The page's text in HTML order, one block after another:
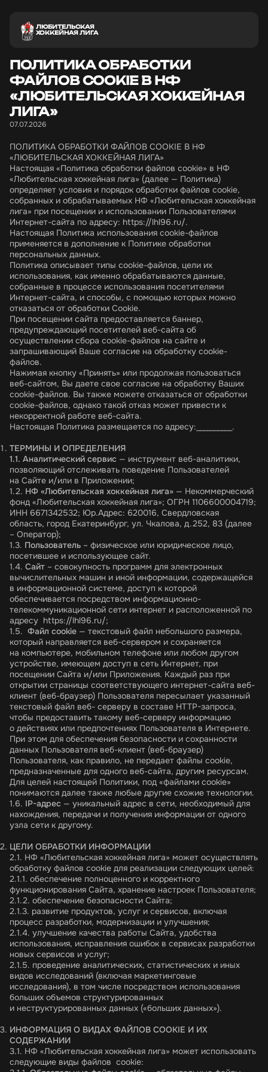
ЛЮБИТЕЛЬСКАЯ
ХОККЕЙНАЯ ЛИГА
ПОЛИТИКА ОБРАБОТКИ
ФАЙЛОВ COOKIE В НФ
«ЛЮБИТЕЛЬСКАЯ ХОККЕЙНАЯ
ЛИГА»
07.07.2026
ПОЛИТИКА ОБРАБОТКИ ФАЙЛОВ COOKIE В НФ
«ЛЮБИТЕЛЬСКАЯ ХОККЕЙНАЯ ЛИГА»
Настоящая «Политика обработки файлов cookie» в НФ
«Любительская хоккейная лига» (далее — Политика)
определяет условия и порядок обработки файлов cookie,
собранных и обрабатываемых НФ «Любительская хоккейная
лига» при посещении и использовании Пользователями
Интернет-сайта по адресу: https://lhl96.ru/.
Настоящая Политика использования cookie-файлов
применяется в дополнение к Политике обработки
персональных данных.
Политика описывает типы cookie-файлов, цели их
использования, как именно обрабатываются данные,
собранные в процессе использования посетителями
Интернет-сайта, и способы, с помощью которых можно
отказаться от обработки Сookie.
При посещении сайта предоставляется баннер,
предупреждающий посетителей веб-сайта об
осуществлении сбора cookie-файлов на сайте и
запрашивающий Ваше согласие на обработку cookie-
файлов.
Нажимая кнопку «Принять» или продолжая пользоваться
веб-сайтом, Вы даете свое согласие на обработку Ваших
cookie-файлов. Вы также можете отказаться от обработки
cookie-файлов, однако такой отказ может привести к
некорректной работе веб-сайта.
Настоящая Политика размещается по адресу:__________.
ТЕРМИНЫ И ОПРЕДЕЛЕНИЯ
1.1. Аналитический сервис — инструмент веб-аналитики,
позволяющий отслеживать поведение Пользователей
на Сайте и/или в Приложении;
1.2. НФ «Любительская хоккейная лига» — Некоммерческий
фонд «Любительская хоккейная лига»; ОГРН 1106600004719;
ИНН 6671342532; Юр.Адрес: 620016, Свердловская
область, город Екатеринбург, ул. Чкалова, д.252, 83 (далее
– Оператор);
1.3. Пользователь – физическое или юридическое лицо,
посетившее и использующее сайт.
1.4. Сайт – совокупность программ для электронных
вычислительных машин и иной информации, содержащейся
в информационной системе, доступ к которой
обеспечивается посредством информационно-
телекоммуникационной сети интернет и расположенной по
адресу https://lhl96.ru/;
1.5. Файл сookie — текстовый файл небольшого размера,
который направляется веб-сервером и сохраняется
на компьютере, мобильном телефоне или любом другом
устройстве, имеющем доступ в сеть Интернет, при
посещении Сайта и/или Приложения. Каждый раз при
открытии страницы соответствующего интернет-сайта веб-
клиент (веб-браузер) Пользователя пересылает указанный
текстовый файл веб- серверу в составе HTTP-запроса,
чтобы предоставить такому веб-серверу информацию
о действиях или предпочтениях Пользователя в Интернете.
При этом для обеспечения безопасности и сохранности
данных Пользователя веб-клиент (веб-браузер)
Пользователя, как правило, не передает файлы cookie,
предназначенные для одного веб-сайта, другим ресурсам.
Для целей настоящей Политики, под «файлами cookie»
понимаются далее также любые другие схожие технологии.
1.6. IP-адрес — уникальный адрес в сети, необходимый для
нахождения, передачи и получения информации от одного
узла сети к другому.
ЦЕЛИ ОБРАБОТКИ ИНФОРМАЦИИ
2.1. НФ «Любительская хоккейная лига» может осуществлять
обработку файлов cookie для реализации следующих целей:
2.1.1. обеспечение полноценного и корректного
функционирования Сайта, хранение настроек Пользователя;
2.1.2. обеспечение безопасности Сайта;
2.1.3. развитие продуктов, услуг и сервисов, включая
процесс разработки, модернизации и улучшения;
2.1.4. улучшение качества работы Сайта, удобства
использования, исправления ошибок в сервисах разработки
новых сервисов и услуг;
2.1.5. проведение аналитических, статистических и иных
видов исследований (включая маркетинговые
исследования), в том числе посредством использования
больших объемов структурированных
и неструктурированных данных («больших данных»).
ИНФОРМАЦИЯ О ВИДАХ ФАЙЛОВ COOKIE И ИХ
СОДЕРЖАНИИ
3.1. НФ «Любительская хоккейная лига» может использовать
следующие виды файлов cookie: